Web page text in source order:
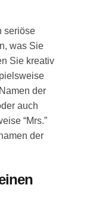
seriöse
was Sie
Sie kreativ
der
auch
“Mrs.”
der